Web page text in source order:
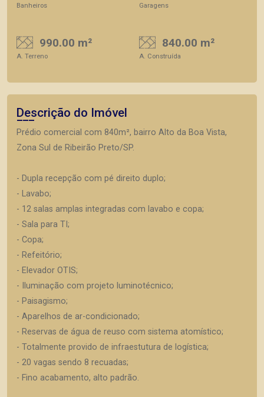
Banheiros Garagens
990.00 m²
A. Terreno
840.00 m²
A. Construída
Descrição do Imóvel
Prédio comercial com 840m², bairro Alto da Boa Vista,
Zona Sul de Ribeirão Preto/SP.
- Dupla recepção com pé direito duplo;
- Lavabo;
- 12 salas amplas integradas com lavabo e copa;
- Sala para TI;
- Copa;
- Refeitório;
- Elevador OTIS;
- Iluminação com projeto luminotécnico;
- Paisagismo;
- Aparelhos de ar-condicionado;
- Reservas de água de reuso com sistema atomístico;
- Totalmente provido de infraestutura de logística;
- 20 vagas sendo 8 recuadas;
- Fino acabamento, alto padrão.